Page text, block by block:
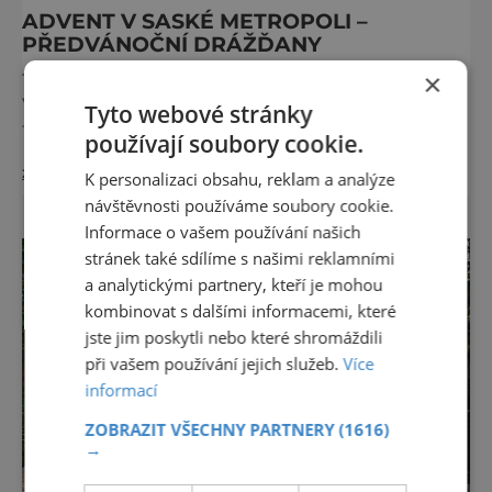
ADVENT V SASKÉ METROPOLI –
PŘEDVÁNOČNÍ DRÁŽĎANY
Toužíte po skutečné vánoční atmosféře?
Vydejte se do Německa, kde mají adventní
trhy dlouhou tradici a patří k těm
nejpůvabnějším v Evropě. Ty nejbližší
českým hranicím najdete v Drážďanech –
začínají 26. 11. 2025 a potrvají do 24. 12. 2025.
A stojí za to je zažít na vlastní kůži.
S norimberským Christkindlesmarktem se
drážďanské vánoční trhy každoročně
přetahují o pozici nejnavštěvovanějších t
zobrazit více >>
×
Tyto webové stránky
používají soubory cookie.
K personalizaci obsahu, reklam a analýze
návštěvnosti používáme soubory cookie.
Informace o vašem používání našich
stránek také sdílíme s našimi reklamními
a analytickými partnery, kteří je mohou
kombinovat s dalšími informacemi, které
jste jim poskytli nebo které shromáždili
při vašem používání jejich služeb.Více
informací
ZOBRAZIT VŠECHNY PARTNERY(1616)
→